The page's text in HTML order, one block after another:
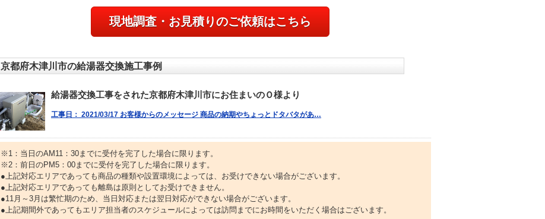
現地調査・お見積りのご依頼はこちら
京都府木津川市の給湯器交換施工事例
給湯器交換工事をされた京都府木津川市にお住まいのＯ様より
工事日： 2021/03/17 お客様からのメッセージ 商品の納期やちょっとドタバタがあ…
※1：当日のAM11：30までに受付を完了した場合に限ります。
※2：前日のPM5：00までに受付を完了した場合に限ります。
●上記対応エリアであっても商品の種類や設置環境によっては、お受けできない場合がございます。
●上記対応エリアであっても離島は原則としてお受けできません。
●11月～3月は繁忙期のため、当日対応または翌日対応ができない場合がございます。
●上記期間外であってもエリア担当者のスケジュールによっては訪問までにお時間をいただく場合はございます。